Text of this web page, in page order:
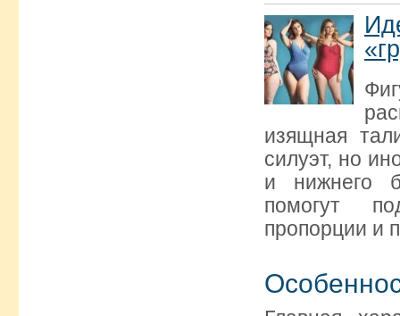
изящная
силуэт, но
и нижнего
помогут
пропорции и